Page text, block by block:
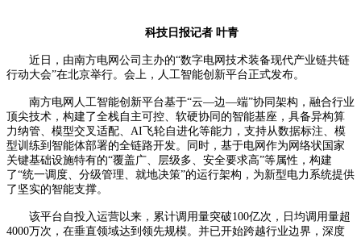
科技日报记者 叶青
近日，由南方电网公司主办的“数字电网技术装备现代产业链共链
行动大会”在北京举行。会上，人工智能创新平台正式发布。
南方电网人工智能创新平台基于“云—边—端”协同架构，融合行业
顶尖技术，构建了全栈自主可控、软硬协同的智能基座，具备异构算
力纳管、模型交叉适配、AI飞轮自进化等能力，支持从数据标注、模
型训练到智能体部署的全链路开发。同时，基于电网作为网络状国家
关键基础设施特有的“覆盖广、层级多、安全要求高”等属性，构建
了“统一调度、分级管理、就地决策”的运行架构，为新型电力系统提供
了坚实的智能支撑。
该平台自投入运营以来，累计调用量突破100亿次，日均调用量超
4000万次，在垂直领域达到领先规模。并已开始跨越行业边界，深度